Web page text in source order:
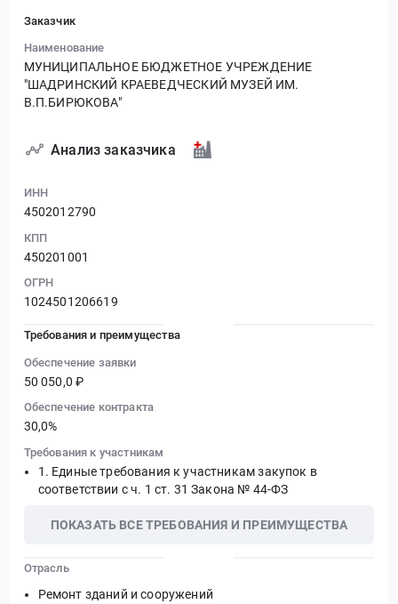
Заказчик
Наименование
МУНИЦИПАЛЬНОЕ БЮДЖЕТНОЕ УЧРЕЖДЕНИЕ
"ШАДРИНСКИЙ КРАЕВЕДЧЕСКИЙ МУЗЕЙ ИМ.
В.П.БИРЮКОВА"
Анализ заказчика
ИНН
4502012790
КПП
450201001
ОГРН
1024501206619
Требования и преимущества
Обеспечение заявки
50 050,0 ₽
Обеспечение контракта
30,0%
Требования к участникам
Единые требования к участникам закупок в
соответствии с ч. 1 ст. 31 Закона № 44-ФЗ
ПОКАЗАТЬ ВСЕ ТРЕБОВАНИЯ И ПРЕИМУЩЕСТВА
Отрасль
Ремонт зданий и сооружений